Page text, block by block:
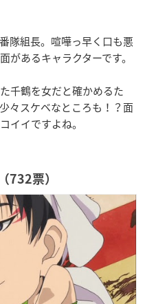
隊組長。喧嘩っ早く口も悪
があるキャラクターです。
千鶴を女だと確かめるた
々スケベなところも！？面
イイですよね。
732票）